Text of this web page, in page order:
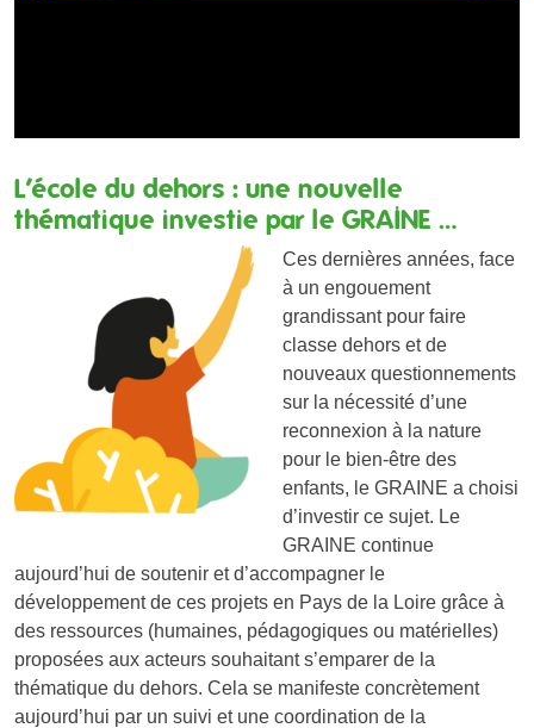
L’école du dehors : une nouvelle
thématique investie par le GRAINE …
Ces dernières années, face
à un engouement
grandissant pour faire
classe dehors et de
nouveaux questionnements
sur la nécessité d’une
reconnexion à la nature
pour le bien-être des
enfants, le GRAINE a choisi
d’investir ce sujet. Le
GRAINE continue
aujourd’hui de soutenir et d’accompagner le
développement de ces projets en Pays de la Loire grâce à
des ressources (humaines, pédagogiques ou matérielles)
proposées aux acteurs souhaitant s’emparer de la
thématique du dehors. Cela se manifeste concrètement
aujourd’hui par un suivi et une coordination de la